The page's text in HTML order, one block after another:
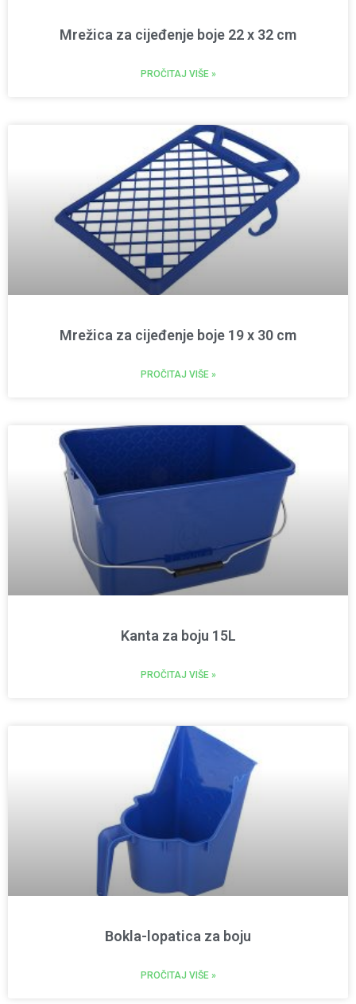
Mrežica za cijeđenje boje 22 x 32 cm
PROČITAJ VIŠE »
Mrežica za cijeđenje boje 19 x 30 cm
PROČITAJ VIŠE »
Kanta za boju 15L
PROČITAJ VIŠE »
Bokla-lopatica za boju
PROČITAJ VIŠE »